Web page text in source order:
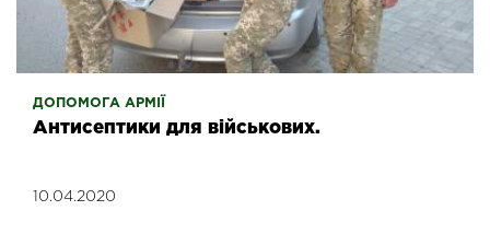
ДОПОМОГА АРМІЇ
Антисептики для військових.
10.04.2020